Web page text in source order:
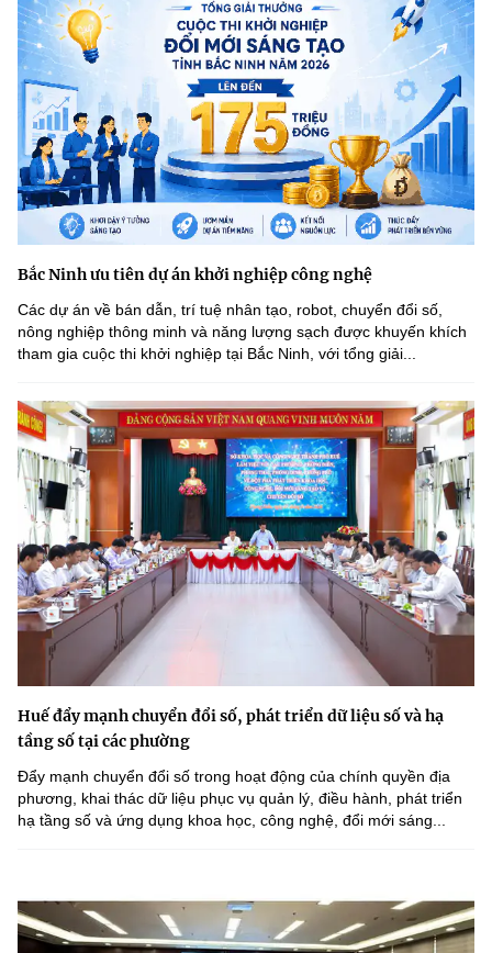
Bắc Ninh ưu tiên dự án khởi nghiệp công nghệ
Các dự án về bán dẫn, trí tuệ nhân tạo, robot, chuyển đổi số,
nông nghiệp thông minh và năng lượng sạch được khuyến khích
tham gia cuộc thi khởi nghiệp tại Bắc Ninh, với tổng giải...
Huế đẩy mạnh chuyển đổi số, phát triển dữ liệu số và hạ
tầng số tại các phường
Đẩy mạnh chuyển đổi số trong hoạt động của chính quyền địa
phương, khai thác dữ liệu phục vụ quản lý, điều hành, phát triển
hạ tầng số và ứng dụng khoa học, công nghệ, đổi mới sáng...